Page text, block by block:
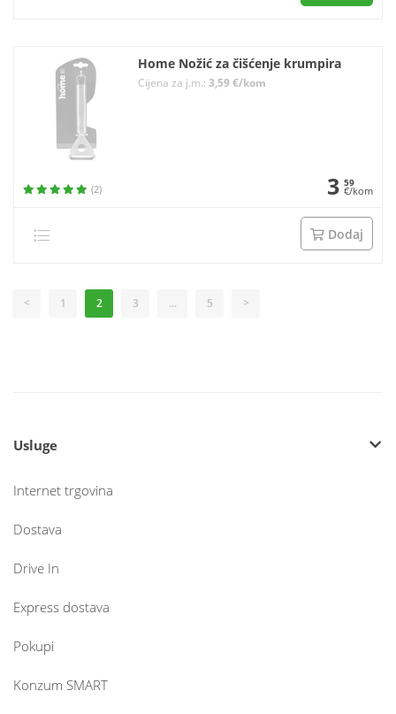
Home Nožić za čišćenje krumpira
Cijena za j.m.: 3,59 €/kom
(2) 3 59
€/kom
Dodaj
< 1 2 3 ... 5 >
Usluge
Internet trgovina
Dostava
Drive In
Express dostava
Pokupi
Konzum SMART